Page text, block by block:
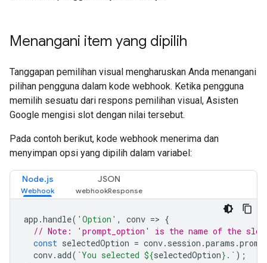
Menangani item yang dipilih
Tanggapan pemilihan visual mengharuskan Anda menangani
pilihan pengguna dalam kode webhook. Ketika pengguna
memilih sesuatu dari respons pemilihan visual, Asisten
Google mengisi slot dengan nilai tersebut.
Pada contoh berikut, kode webhook menerima dan
menyimpan opsi yang dipilih dalam variabel:
Node.js JSON
app .handle( 'Option' , conv => {
// Note: 'prompt_option' is the name of the
const selectedOption = conv. session .params .
conv.add( `You selected ${selectedOption} .` );